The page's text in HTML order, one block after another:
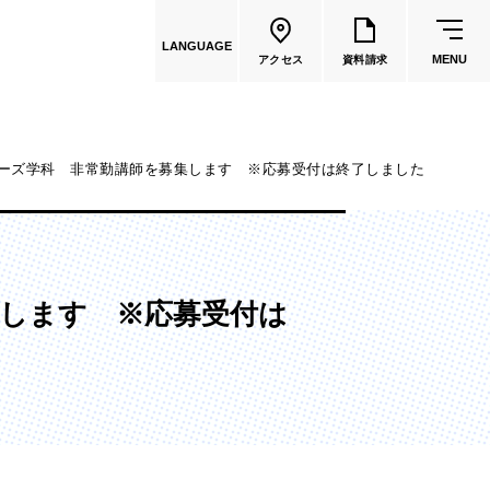
LANGUAGE
アクセス 資料請求 MENU
共通教育
教員一覧
国際文化学部
（2026年度募集停止）
カートゥーンコース
ズ学科 非常勤講師を募集します ※応募受付は終了しました
します ※応募受付は